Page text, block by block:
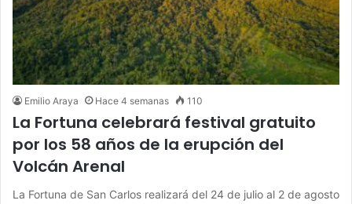
Emilio Araya Hace 4 semanas 110
La Fortuna celebrará festival gratuito
por los 58 años de la erupción del
Volcán Arenal
La Fortuna de San Carlos realizará del 24 de julio al 2 de agosto